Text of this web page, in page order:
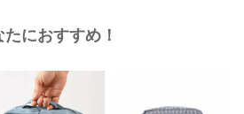
たにおすすめ！